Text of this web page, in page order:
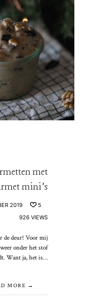
met
mini’s
2019
5
926 VIEWS
de deur! Voor mij
onder het stof
Want ja, het is…
MORE